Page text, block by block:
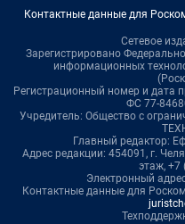
Контактные данные для
Сетевое
Зарегистрировано
информационных
Регистрационный номер и дата
ФС 77-
Учредитель: Общество с
Главный редактор:
Адрес редакции: 454091, г.
этаж, +7
Электронный
Контактные данные для